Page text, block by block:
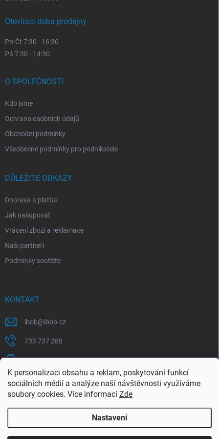
K personalizaci obsahu a reklam, poskytování funkcí
sociálních médií a analýze naší návštěvnosti využíváme
soubory cookies. Více informací Zde
Nastavení
Otevírací doba prodejny
Po-Čt 7:30 - 16:30
Pá 7:30 - 14:30
O SPOLEČNOSTI
Kdo jsme
Ochrana osobních údajů
Obchodní podmínky
Všeobecné podmínky pro podnikatele
DŮLEŽITÉ ODKAZY
Doprava a platba
Jak nakupovat
Vrácení zboží a reklamace
Naši partneři
Podmínky soutěže
KONTAKT
ibob@ibob.cz
733 737 288
607 069 561
Sledujte nás na Facebooku !
ibob_s.r.o/
Copyright 2026ibob s.r.o.. Všechna práva vyhrazena.Upravit nastavení